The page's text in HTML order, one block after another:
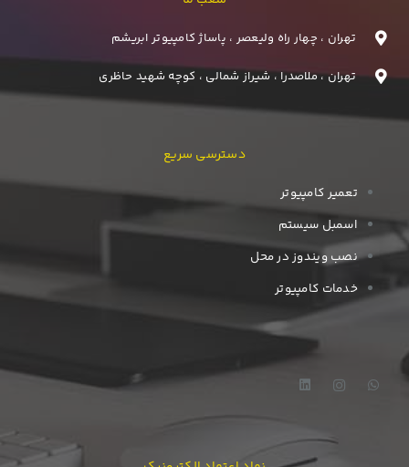
تهران ، چهار راه ولیعصر ، پاساژ کامپیوتر ابریشم
تهران ، ملاصدرا ، شیراز شمالی ، کوچه شهید حاظری
دسترسی سریع
تعمیر کامپیوتر
اسمبل سیستم
نصب ویندوز در محل
خدمات کامپیوتر